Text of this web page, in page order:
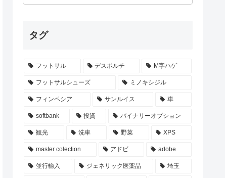
タグ
フットサル デスポルチ M字ハゲ
フットサルシューズ ミノキシジル
フィンペシア サンルイス 車
softbank 投資 バイナリーオプション
観光 洗車 野菜 XPS
master colection アドビ adobe
並行輸入 ジェネリック医薬品 埼玉